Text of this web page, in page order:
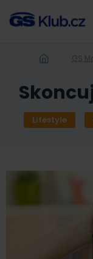
GS
Lifestyle